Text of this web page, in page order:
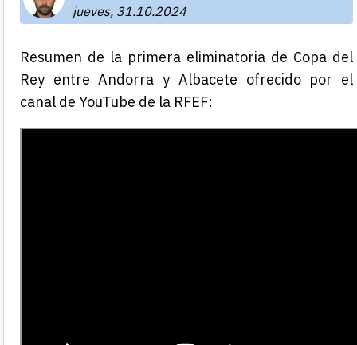
jueves, 31.10.2024
Resumen de la primera eliminatoria de Copa del
Rey entre Andorra y Albacete ofrecido por el
canal de YouTube de la RFEF: